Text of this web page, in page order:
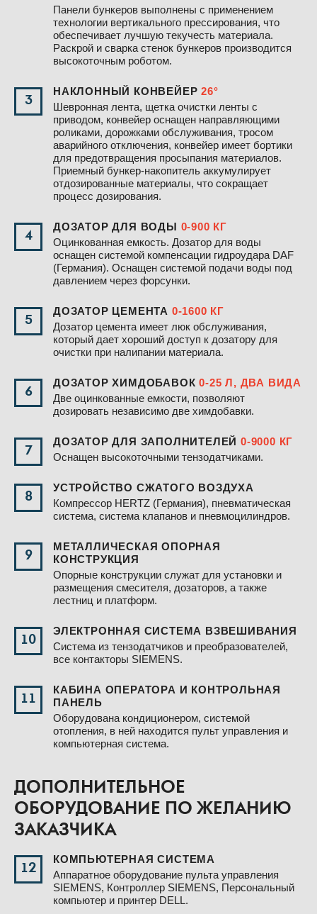
Панели бункеров выполнены с применением
технологии вертикального прессирования, что
обеспечивает лучшую текучесть материала.
Раскрой и сварка стенок бункеров производится
высокоточным роботом.
3
НАКЛОННЫЙ КОНВЕЙЕР26°
Шевронная лента, щетка очистки ленты с
приводом, конвейер оснащен направляющими
роликами, дорожками обслуживания, тросом
аварийного отключения, конвейер имеет бортики
для предотвращения просыпания материалов.
Приемный бункер-накопитель аккумулирует
отдозированные материалы, что сокращает
процесс дозирования.
4
ДОЗАТОР ДЛЯ ВОДЫ 0-900 КГ
Оцинкованная емкость. Дозатор для воды
оснащен системой компенсации гидроудара DAF
(Германия). Оснащен системой подачи воды под
давлением через форсунки.
5
ДОЗАТОР ЦЕМЕНТА 0-1600 КГ
Дозатор цемента имеет люк обслуживания,
который дает хороший доступ к дозатору для
очистки при налипании материала.
6
ДОЗАТОР ХИМДОБАВОК0-25 Л, ДВА ВИДА
Две оцинкованные емкости, позволяют
дозировать независимо две химдобавки.
7
ДОЗАТОР ДЛЯ ЗАПОЛНИТЕЛЕЙ0-9000 КГ
Оснащен высокоточными тензодатчиками.
8
УСТРОЙСТВО СЖАТОГО ВОЗДУХА
Компрессор HERTZ (Германия), пневматическая
система, система клапанов и пневмоцилиндров.
9
МЕТАЛЛИЧЕСКАЯ ОПОРНАЯ
КОНСТРУКЦИЯ
Опорные конструкции служат для установки и
размещения смесителя, дозаторов, а также
лестниц и платформ.
10
ЭЛЕКТРОННАЯ СИСТЕМА ВЗВЕШИВАНИЯ
Система из тензодатчиков и преобразователей,
все контакторы SIEMENS.
11
КАБИНА ОПЕРАТОРА И КОНТРОЛЬНАЯ
ПАНЕЛЬ
Оборудована кондиционером, системой
отопления, в ней находится пульт управления и
компьютерная система.
ДОПОЛНИТЕЛЬНОЕ
ОБОРУДОВАНИЕ ПО ЖЕЛАНИЮ
ЗАКАЗЧИКА
12
КОМПЬЮТЕРНАЯ СИСТЕМА
Аппаратное оборудование пульта управления
SIEMENS, Контроллер SIEMENS, Персональный
компьютер и принтер DELL.